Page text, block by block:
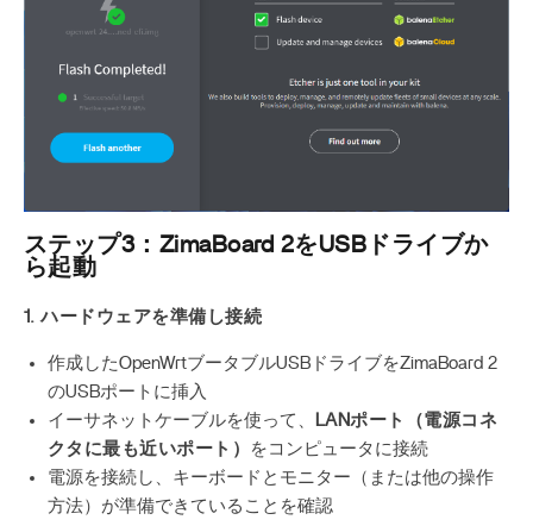
ステップ3：ZimaBoard 2をUSBドライブか
ら起動
1. ハードウェアを準備し接続
作成したOpenWrtブータブルUSBドライブをZimaBoard 2
のUSBポートに挿入
イーサネットケーブルを使って、
LANポート（電源コネ
クタに最も近いポート）
をコンピュータに接続
電源を接続し、キーボードとモニター（または他の操作
方法）が準備できていることを確認